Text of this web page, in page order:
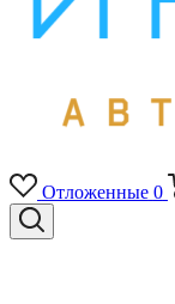
Отложенные 0